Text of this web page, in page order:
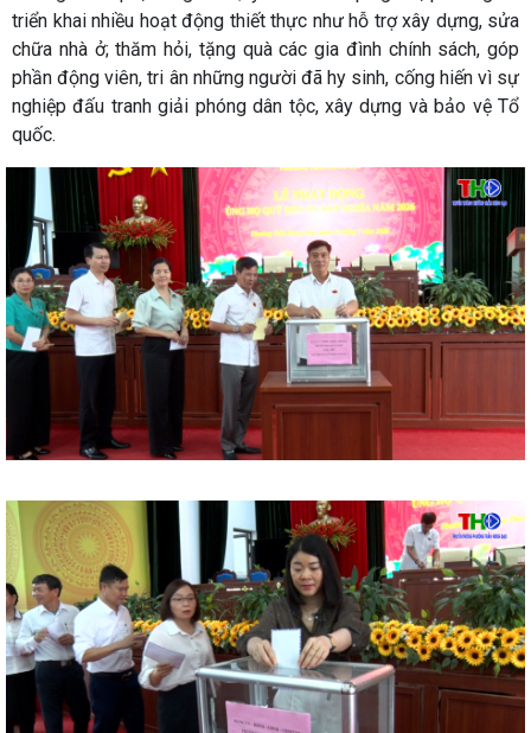
triển khai nhiều hoạt động thiết thực như hỗ trợ xây dựng, sửa
chữa nhà ở; thăm hỏi, tặng quà các gia đình chính sách, góp
phần động viên, tri ân những người đã hy sinh, cống hiến vì sự
nghiệp đấu tranh giải phóng dân tộc, xây dựng và bảo vệ Tổ
quốc.